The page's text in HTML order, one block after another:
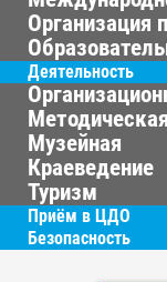
Организация
Деятельность
Методическая
Музейная
Краеведение
Туризм
Приём в ЦДО
Безопасность